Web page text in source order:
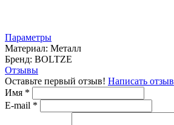
Параметры
Mатериал: Металл
Бренд: BOLTZE
Отзывы
Оставьте первый отзыв! Написать отзыв
Имя *
E-mail *